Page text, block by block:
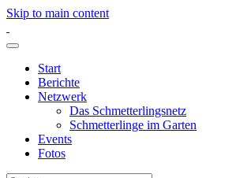
Skip to main content
Start
Berichte
Netzwerk
Das Schmetterlingsnetz
Schmetterlinge im Garten
Events
Fotos